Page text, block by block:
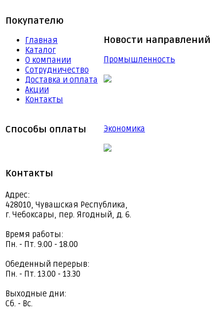
Покупателю
Главная
Каталог
О компании
Сотрудничество
Доставка и оплата
Акции
Контакты
Новости направлений
Промышленность
Способы оплаты Экономика
Контакты
Адрес:
428010, Чувашская Республика,
г. Чебоксары, пер. Ягодный, д. 6.
Время работы:
Пн. - Пт. 9.00 - 18.00
Обеденный перерыв:
Пн. - Пт. 13.00 - 13.30
Выходные дни:
Сб. - Вс.